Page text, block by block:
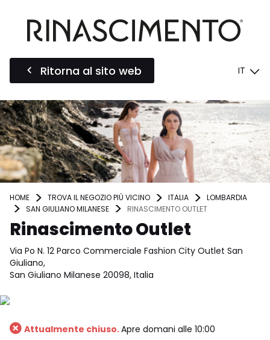
Ritorna al sito web IT
HOME TROVA IL NEGOZIO PIÙ VICINO ITALIA
LOMBARDIA
SAN GIULIANO MILANESE
RINASCIMENTO OUTLET
Rinascimento Outlet
Via Po N. 12 Parco Commerciale Fashion City Outlet San
Giuliano,
San Giuliano Milanese 20098, Italia
Attualmente chiuso.Apre domani alle 10:00